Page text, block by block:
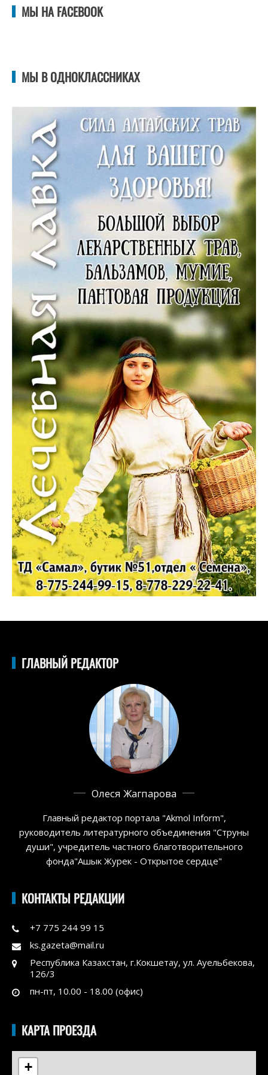
МЫ НА FACEBOOK
МЫ В ОДНОКЛАССНИКАХ
ГЛАВНЫЙ РЕДАКТОР
Олеся Жагпарова
Главный редактор портала "Akmol Inform",
руководитель литературного объединения "Струны
души", учредитель частного благотворительного
фонда"Ашык Журек - Открытое сердце"
КОНТАКТЫ РЕДАКЦИИ
+7 775 244 99 15
ks.gazeta@mail.ru
Республика Казахстан, г.Кокшетау, ул. Ауельбекова,
126/3
пн-пт, 10.00 - 18.00 (офис)
КАРТА ПРОЕЗДА
+